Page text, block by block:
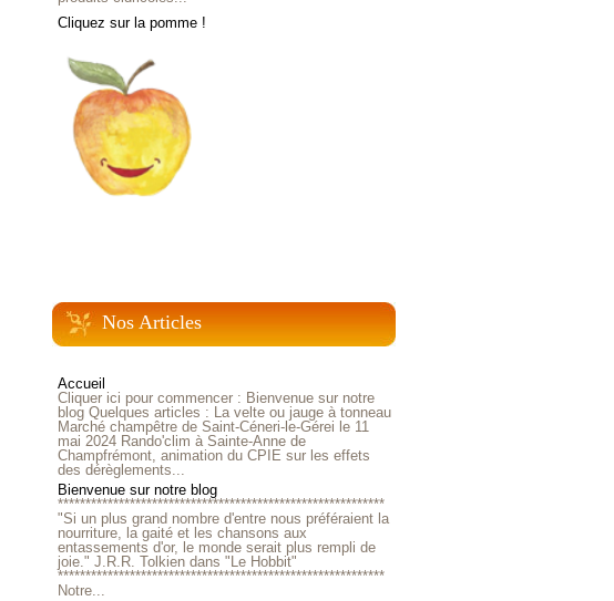
Cliquez sur la pomme !
Nos Articles
Accueil
Cliquer ici pour commencer : Bienvenue sur notre
blog Quelques articles : La velte ou jauge à tonneau
Marché champêtre de Saint-Céneri-le-Gérei le 11
mai 2024 Rando'clim à Sainte-Anne de
Champfrémont, animation du CPIE sur les effets
des dérèglements...
Bienvenue sur notre blog
***********************************************************
"Si un plus grand nombre d'entre nous préféraient la
nourriture, la gaité et les chansons aux
entassements d'or, le monde serait plus rempli de
joie." J.R.R. Tolkien dans "Le Hobbit"
***********************************************************
Notre...